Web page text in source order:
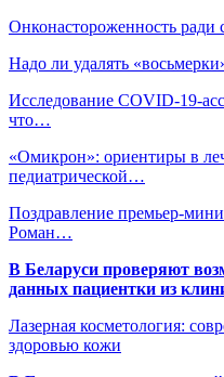
Онконастороженность
Надо ли удалять
Исследование COVID-19-
что…
«Омикрон»: ориентиры в
педиатрической…
Поздравление премьер-
Роман…
В Беларуси проверяют
данных пациентки из
Лазерная косметология:
здоровью кожи